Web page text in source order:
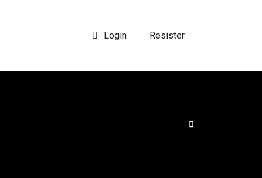
Login | Resister